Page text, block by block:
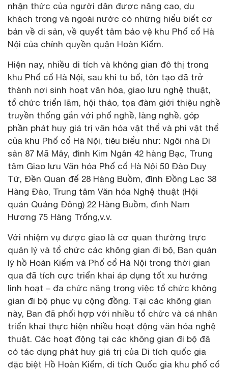
nhận thức của người dân được nâng cao, du
khách trong và ngoài nước có những hiểu biết cơ
bản về di sản, về quyết tâm bảo vệ khu Phố cổ Hà
Nội của chính quyền quận Hoàn Kiếm.
Hiện nay, nhiều di tích và không gian đô thị trong
khu Phố cổ Hà Nội, sau khi tu bổ, tôn tạo đã trở
thành nơi sinh hoạt văn hóa, giao lưu nghệ thuật,
tổ chức triển lãm, hội thảo, tọa đàm giới thiệu nghề
truyền thống gắn với phố nghề, làng nghề, góp
phần phát huy giá trị văn hóa vật thể và phi vật thể
của khu Phố cổ Hà Nội, tiêu biểu như: Ngôi nhà Di
sản 87 Mã Mây, đình Kim Ngân 42 hàng Bạc, Trung
tâm Giao lưu Văn hóa Phố cổ Hà Nội 50 Đào Duy
Từ, Đền Quan đế 28 Hàng Buồm, đình Đồng Lạc 38
Hàng Đào, Trung tâm Văn hóa Nghệ thuật (Hội
quán Quảng Đông) 22 Hàng Buồm, đình Nam
Hương 75 Hàng Trống,v.v.
Với nhiệm vụ được giao là cơ quan thường trực
quản lý và tổ chức các không gian đi bộ, Ban quản
lý hồ Hoàn Kiếm và Phố cổ Hà Nội trong thời gian
qua đã tích cực triển khai áp dụng tốt xu hướng
linh hoạt – đa chức năng trong việc tổ chức không
gian đi bộ phục vụ cộng đồng. Tại các không gian
này, Ban đã phối hợp với nhiều tổ chức và cá nhân
triển khai thực hiện nhiều hoạt động văn hóa nghệ
thuật. Các hoạt động tại các không gian đi bộ đã
có tác dụng phát huy giá trị của Di tích quốc gia
đặc biệt Hồ Hoàn Kiếm, di tích Quốc gia khu phố cổ